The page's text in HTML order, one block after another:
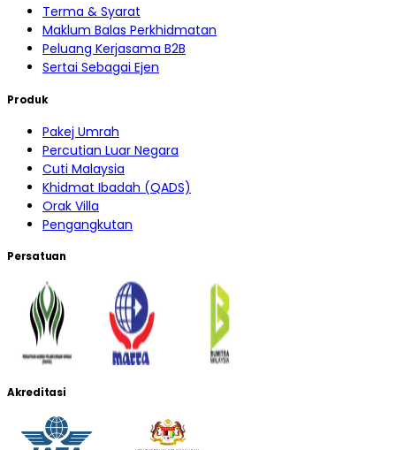
Terma & Syarat
Maklum Balas Perkhidmatan
Peluang Kerjasama B2B
Sertai Sebagai Ejen
Produk
Pakej Umrah
Percutian Luar Negara
Cuti Malaysia
Khidmat Ibadah (QADS)
Orak Villa
Pengangkutan
Persatuan
Akreditasi